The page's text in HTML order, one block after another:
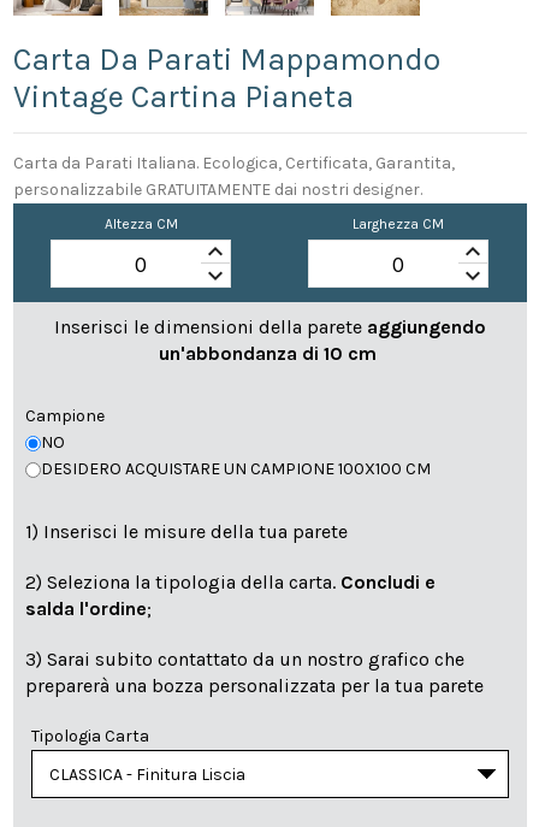
Carta Da Parati Mappamondo
Vintage Cartina Pianeta
Carta da Parati Italiana. Ecologica, Certificata, Garantita,
personalizzabile GRATUITAMENTE dai nostri designer.
Altezza CM
keyboard_arrow_up
keyboard_arrow_down
Larghezza CM
keyboard_arrow_up
keyboard_arrow_down
Inserisci le dimensioni della parete aggiungendo
un'abbondanza di 10 cm
Campione
NO
DESIDERO ACQUISTARE UN CAMPIONE 100X100 CM
1) Inserisci le misure della tua parete
2) Seleziona la tipologia della carta. Concludi e
salda l'ordine;
3) Sarai subito contattato da un nostro grafico che
preparerà una bozza personalizzata per la tua parete
Tipologia Carta